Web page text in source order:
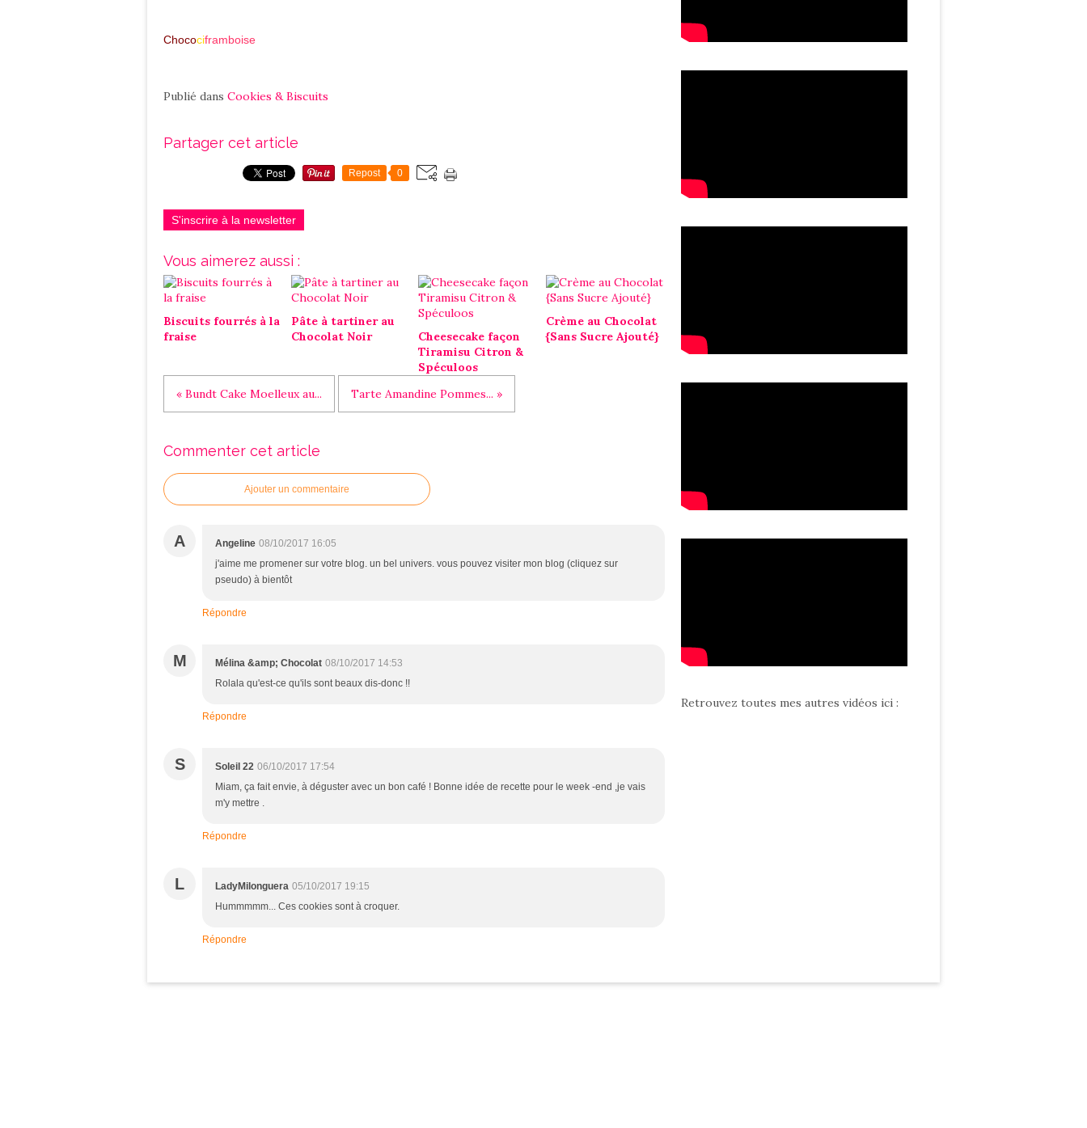
Chocociframboise
Publié dans Cookies & Biscuits
Partager cet article
Repost 0
S'inscrire à la newsletter
Vous aimerez aussi :
Biscuits fourrés à la
fraise
Pâte à tartiner au
Chocolat Noir
Cheesecake façon
Tiramisu Citron &
Spéculoos
Crème au Chocolat
{Sans Sucre Ajouté}
« Bundt Cake Moelleux au... Tarte Amandine Pommes... »
Commenter cet article
Ajouter un commentaire
A Angeline 08/10/2017 16:05
j'aime me promener sur votre blog. un bel univers. vous pouvez visiter mon blog (cliquez sur
pseudo) à bientôt
Répondre
M Mélina &amp; Chocolat 08/10/2017 14:53
Rolala qu'est-ce qu'ils sont beaux dis-donc !!
Répondre
S Soleil 22 06/10/2017 17:54
Miam, ça fait envie, à déguster avec un bon café ! Bonne idée de recette pour le week -end ,je vais
m'y mettre .
Répondre
L LadyMilonguera 05/10/2017 19:15
Hummmmm... Ces cookies sont à croquer.
Répondre
Retrouvez toutes mes autres vidéos ici :